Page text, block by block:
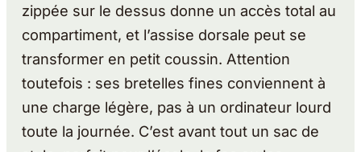
zippée sur le dessus donne un accès total au
compartiment, et l’assise dorsale peut se
transformer en petit coussin. Attention
toutefois : ses bretelles fines conviennent à
une charge légère, pas à un ordinateur lourd
toute la journée. C’est avant tout un sac de